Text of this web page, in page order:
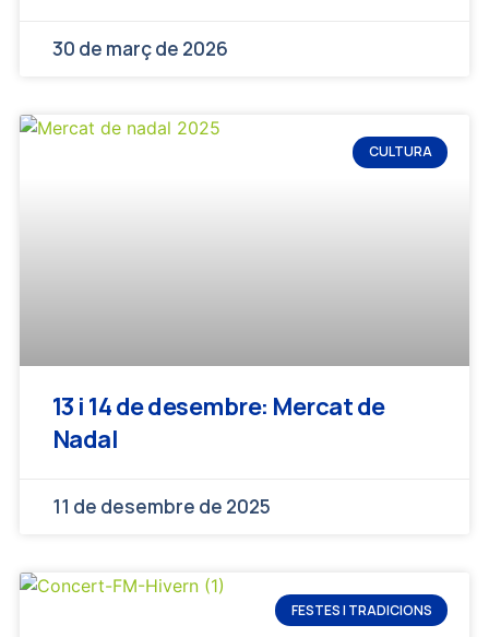
30 de març de 2026
CULTURA
13 i 14 de desembre: Mercat de
Nadal
11 de desembre de 2025
FESTES I TRADICIONS